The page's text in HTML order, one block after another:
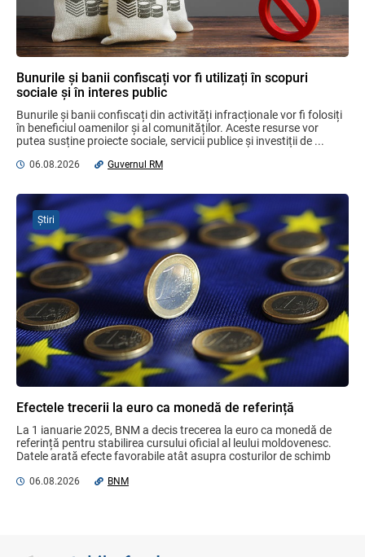
Бухгалтерские и Налоговые
на полях
06.08.2026
MIA Plăți Instant: Soluția inovativă pentru
publice
Bunurile și banii confiscați vor fi utilizați
în scopuri sociale și în interes public
06.08.2026
Opinia comunității profesionale a
auditorilor interni în procesul de aliniere
la standardele internaționale și bunele
practici
04.08.2026 Ministerul Finanțelor
Gala Financiară 2026 – solicitare de
nominalizare a candidaților
Bunurile și banii confiscați vor fi utilizați în scopuri
sociale și în interes public
Bunurile și banii confiscați din activități infracționale vor fi folosiți
în beneficiul oamenilor și al comunităților. Aceste resurse vor
putea susține proiecte sociale, servicii publice și investiții de ...
06.08.2026 Guvernul RM
Efectele trecerii la euro ca monedă de referință
La 1 ianuarie 2025, BNM a decis trecerea la euro ca monedă de
referință pentru stabilirea cursului oficial al leului moldovenesc.
Datele arată efecte favorabile atât asupra costurilor de schimb
06.08.2026 BNM
Știri